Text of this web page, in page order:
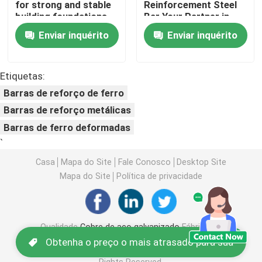
Bobina de aço de PPGI
Estoque de aço inoxidável da bobina
pilha da chapa de aço
Barras de aço de reforço
barra de ângulo do aço carbono
for strong and stable
building foundations
Enviar inquérito
Reinforcement Steel
Bar Your Partner in
Building Strong
StructuresEnviar inquérito
Etiquetas:
Barras de reforço de ferro
Barras de reforço metálicas
Barras de ferro deformadas
Obtenha o preço o mais atrasado para sua
`
Casa Mapa do Site Fale Conosco
Desktop Site
Mapa do Site
Política de privacidade
QualidadeCobre de aço galvanizadoFábrica da
china.Copyright © 2026 SHANDONG
ZHENGDEMETAL MANUFACTURING CO.,LTD.. All